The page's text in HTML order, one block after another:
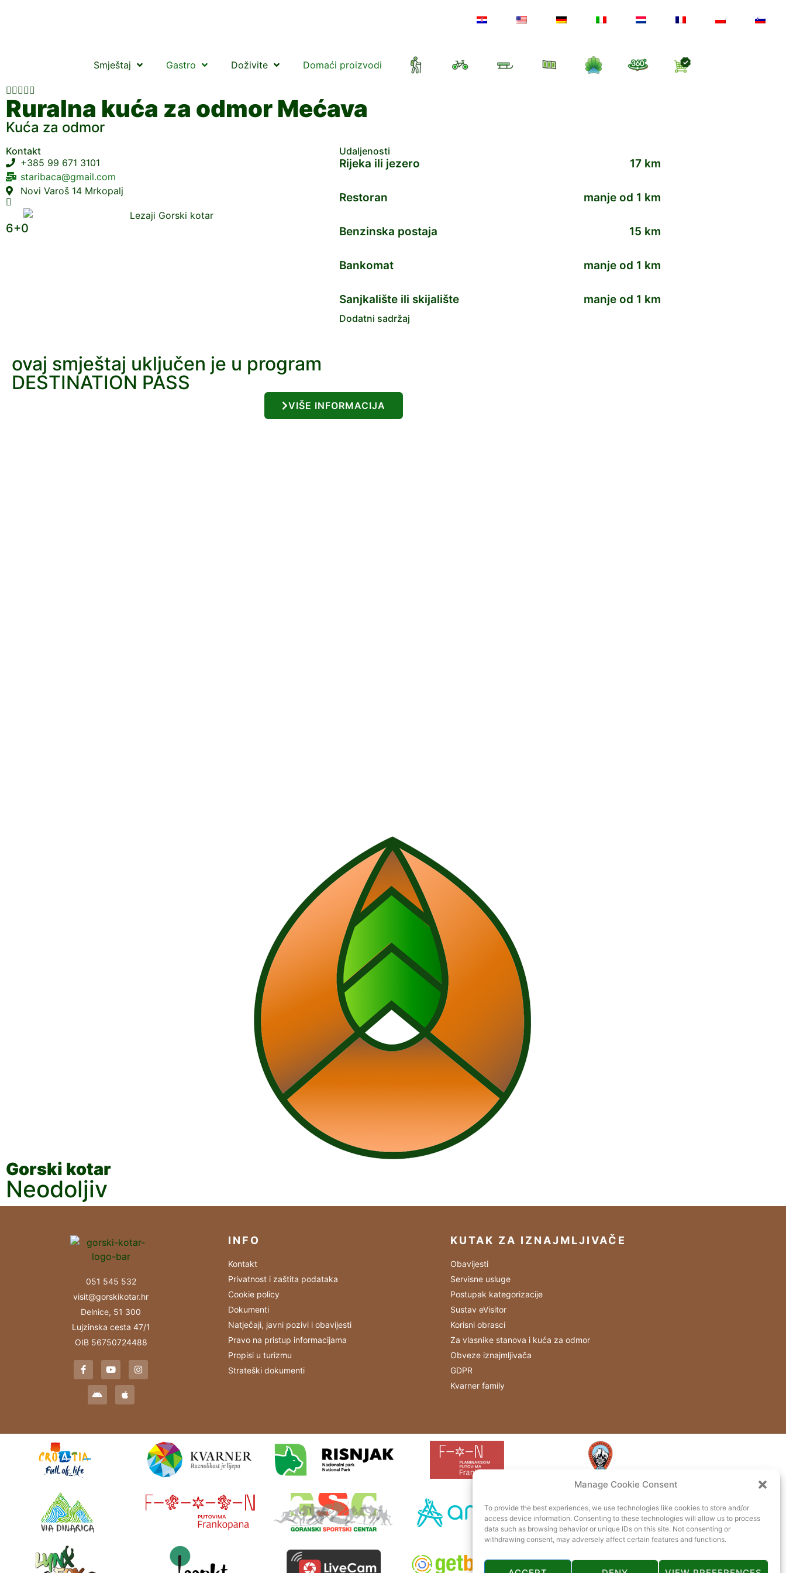
Manage Cookie Consent
To provide the best experiences, we use technologies like cookies to store and/or
access device information. Consenting to these technologies will allow us to process
data such as browsing behavior or unique IDs on this site. Not consenting or
withdrawing consent, may adversely affect certain features and functions.
Smještaj Gastro Doživite Domaći proizvodi

Ruralna kuća za odmor Mećava
Kuća za odmor
Kontakt
+385 99 671 3101
staribaca@gmail.com
Novi Varoš 14 Mrkopalj
6+0
Udaljenosti
Rijeka ili jezero 17 km
Restoran manje od 1 km
Benzinska postaja 15 km
Bankomat manje od 1 km
Sanjkalište ili skijalište manje od 1 km
Dodatni sadržaj
ovaj smještaj uključen je u program
DESTINATION PASS
VIŠE INFORMACIJA
Gorski kotar
Neodoljiv
051 545 532
visit@gorskikotar.hr
Delnice, 51 300
Lujzinska cesta 47/1
OIB 56750724488
INFO
Kontakt
Privatnost i zaštita podataka
Cookie policy
Dokumenti
Natječaji, javni pozivi i obavijesti
Pravo na pristup informacijama
Propisi u turizmu
Strateški dokumenti
KUTAK ZA IZNAJMLJIVAČE
Obavijesti
Servisne usluge
Postupak kategorizacije
Sustav eVisitor
Korisni obrasci
Za vlasnike stanova i kuća za odmor
Obveze iznajmljivača
GDPR
Kvarner family